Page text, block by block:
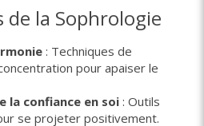
de la Sophrologie
: Techniques de
pour apaiser le
la confiance en soi : Outils
se projeter positivement.